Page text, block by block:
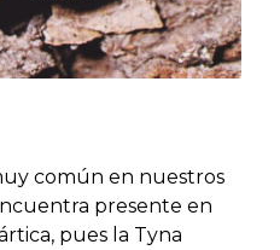
común en nuestros
presente en
pues la Tyna